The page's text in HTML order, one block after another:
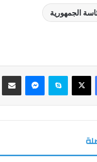
الجمهورية
فيسبوك سكايب